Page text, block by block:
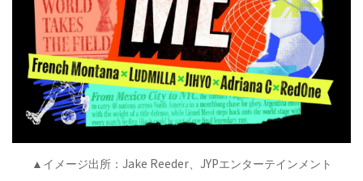
▲イメージ出所： Jake Reeder、 JYPエンターテインメント